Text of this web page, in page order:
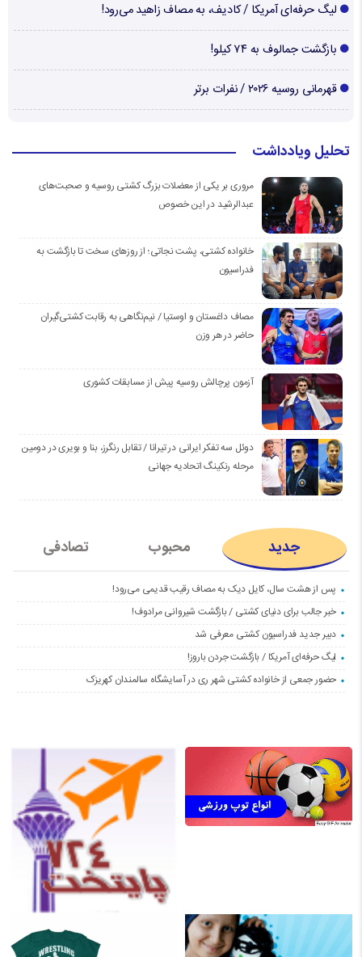
لیگ حرفه‌ای آمریکا / کادیف، به مصاف زاهید می‌رود!
بازگشت جمالوف به ۷۴ کیلو!
قهرمانی روسیه ۲۰۲۶ / نفرات برتر
تحلیل ویادداشت
مروری بر یکی از معضلات بزرگ کشتی روسیه و صحبت‌های
عبدالرشید در این خصوص
خانواده کشتی، پشت نجاتی؛ از روزهای سخت تا بازگشت به
فدراسیون
مصاف داغستان و اوستیا / نیم‌نگاهی به رقابت کشتی‌گیران
حاضر در هر وزن
آزمون پرچالش روسیه پیش از مسابقات کشوری
دوئل سه تفکر ایرانی در تیرانا / تقابل رنگرز، بنا و بویری در دومین
مرحله رنکینگ اتحادیه جهانی
جدید محبوب تصادفی
پس از هشت سال، کایل دیک به مصاف رقیب قدیمی می‌رود!
خبر جالب برای دنیای کشتی / بازگشت شیروانی مرادوف!
دبیر جدید فدراسیون کشتی معرفی شد
لیگ حرفه‌ای آمریکا / بازگشت جردن باروز!
حضور جمعی از خانواده کشتی شهر ری در آسایشگاه سالمندان کهریزک